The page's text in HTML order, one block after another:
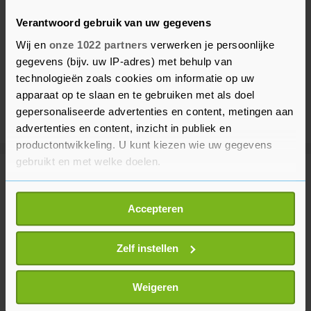
Verantwoord gebruik van uw gegevens
Wij en onze 1022 partners verwerken je persoonlijke
gegevens (bijv. uw IP-adres) met behulp van
technologieën zoals cookies om informatie op uw
apparaat op te slaan en te gebruiken met als doel
gepersonaliseerde advertenties en content, metingen aan
advertenties en content, inzicht in publiek en
productontwikkeling. U kunt kiezen wie uw gegevens
gebruikt en met welke doelen.
Als u het toestaat, willen we ook graag:
Informatie verzamelen over uw geografische
locatie, die tot een paar meter nauwkeurig kan zijn
Uw apparaat identificeren door het actief te
scannen op specifieke eigenschappen (fingerprinting)
Lees meer over hoe uw persoonlijke gegevens worden
verwerkt en stel uw voorkeuren in het
Accepteren
Zelf instellen
Weigeren
Meer uit Voetbal
PEC Zwolle - Ajax stilgelegd voor
medisch noodgeval op tribune